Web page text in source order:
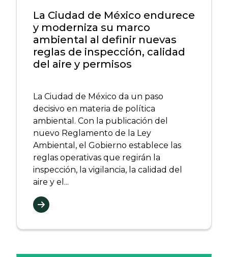
La Ciudad de México endurece
y moderniza su marco
ambiental al definir nuevas
reglas de inspección, calidad
del aire y permisos
La Ciudad de México da un paso
decisivo en materia de política
ambiental. Con la publicación del
nuevo Reglamento de la Ley
Ambiental, el Gobierno establece las
reglas operativas que regirán la
inspección, la vigilancia, la calidad del
aire y el...